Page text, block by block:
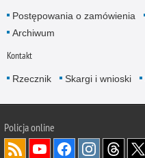
Postępowania o zamówienia
Archiwum
Kontakt
Rzecznik Skargi i wnioski
Policjaonline